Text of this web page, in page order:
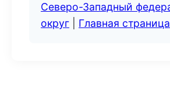
Северо-Западный
округ
Главная страница